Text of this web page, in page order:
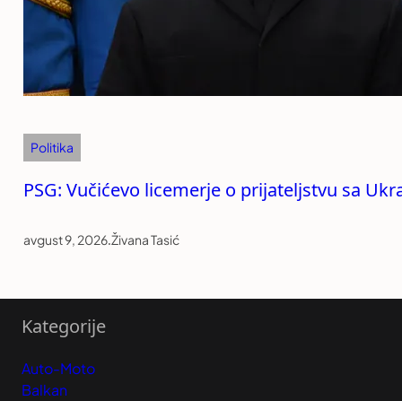
Politika
PSG: Vučićevo licemerje o prijateljstvu sa
avgust 9, 2026.Živana Tasić
Kategorije
Auto-Moto
Balkan